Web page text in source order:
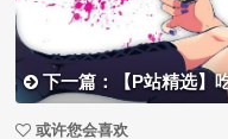
下一篇：【P站精选】吃货萌妹一
或许您会喜欢